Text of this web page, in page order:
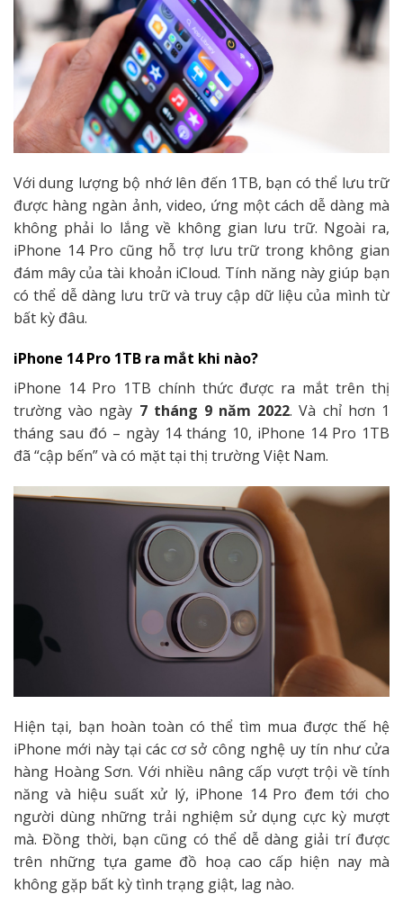
Với dung lượng bộ nhớ lên đến 1TB, bạn có thể lưu trữ
được hàng ngàn ảnh, video, ứng một cách dễ dàng mà
không phải lo lắng về không gian lưu trữ. Ngoài ra,
iPhone 14 Pro cũng hỗ trợ lưu trữ trong không gian
đám mây của tài khoản iCloud. Tính năng này giúp bạn
có thể dễ dàng lưu trữ và truy cập dữ liệu của mình từ
bất kỳ đâu.
iPhone 14 Pro 1TB ra mắt khi nào?
iPhone 14 Pro 1TB chính thức được ra mắt trên thị
trường vào ngày 7 tháng 9 năm 2022. Và chỉ hơn 1
tháng sau đó – ngày 14 tháng 10, iPhone 14 Pro 1TB
đã “cập bến” và có mặt tại thị trường Việt Nam.
Hiện tại, bạn hoàn toàn có thể tìm mua được thế hệ
iPhone mới này tại các cơ sở công nghệ uy tín như cửa
hàng Hoàng Sơn. Với nhiều nâng cấp vượt trội về tính
năng và hiệu suất xử lý, iPhone 14 Pro đem tới cho
người dùng những trải nghiệm sử dụng cực kỳ mượt
mà. Đồng thời, bạn cũng có thể dễ dàng giải trí được
trên những tựa game đồ hoạ cao cấp hiện nay mà
không gặp bất kỳ tình trạng giật, lag nào.